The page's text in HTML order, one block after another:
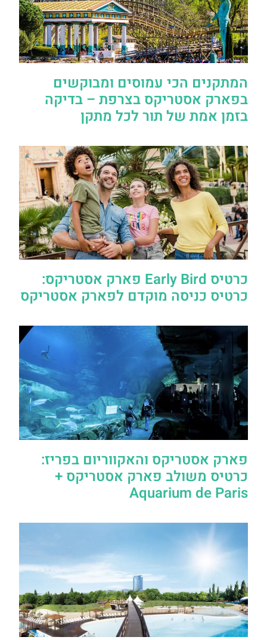
המתקנים הכי עמוסים ומבוקשים
בפארק אסטריקס בצרפת – בדיקה
בזמן אמת של תור לכל מתקן
כרטיס Early Bird פארק אסטריקס:
כרטיס כניסה מוקדם לפארק אסטריקס
פארק אסטריקס והאקווריום בפריז:
כרטיס משולב פארק אסטריקס +
Aquarium de Paris